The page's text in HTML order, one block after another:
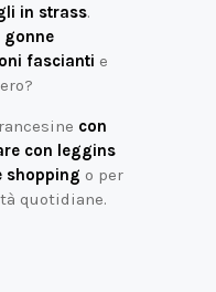
in strass.
gonne
fascianti e
con
con leggins
shopping o per
quotidiane.